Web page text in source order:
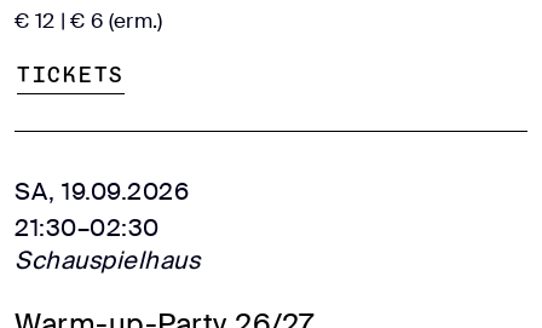
€ 12 | € 6 (erm.)
Tickets
SA, 19.09.2026
21:30–02:30
Schauspielhaus